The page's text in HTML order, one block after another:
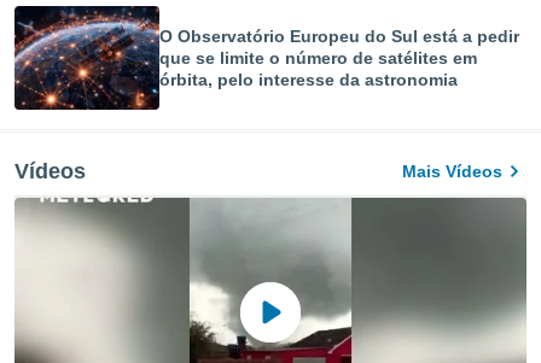
O Observatório Europeu do Sul está a pedir
que se limite o número de satélites em
órbita, pelo interesse da astronomia
Vídeos Mais Vídeos